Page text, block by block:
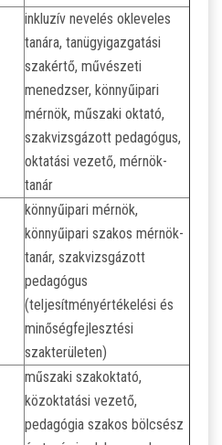
inkluzív nevelés okleveles
tanára, tanügyigazgatási
szakértő, művészeti
menedzser, könnyűipari
mérnök, műszaki oktató,
szakvizsgázott pedagógus,
oktatási vezető, mérnök-
tanár
könnyűipari mérnök,
könnyűipari szakos mérnök-
tanár, szakvizsgázott
pedagógus
(teljesítményértékelési és
minőségfejlesztési
szakterületen)
műszaki szakoktató,
közoktatási vezető,
pedagógia szakos bölcsész